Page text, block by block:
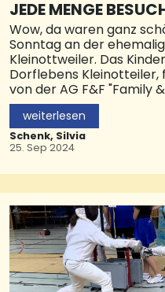
JEDE MENGE
Wow, da waren ganz
Sonntag an der
Kleinottweiler. Das
Dorflebens
von der AG F&F "Family
Besucher an, als in den
Das angenehme
trug seinen Teil dazu bei
die Angebote. Die
Dauernutzung ebenso
mit viel Spielzeug für die
sogar eine
war ein Rettungswagen
Ottweiler, in dem die
man Verbände macht
Tata" drückt. Das
weiterlesen
Schenk, Silvia
25. Sep 2024